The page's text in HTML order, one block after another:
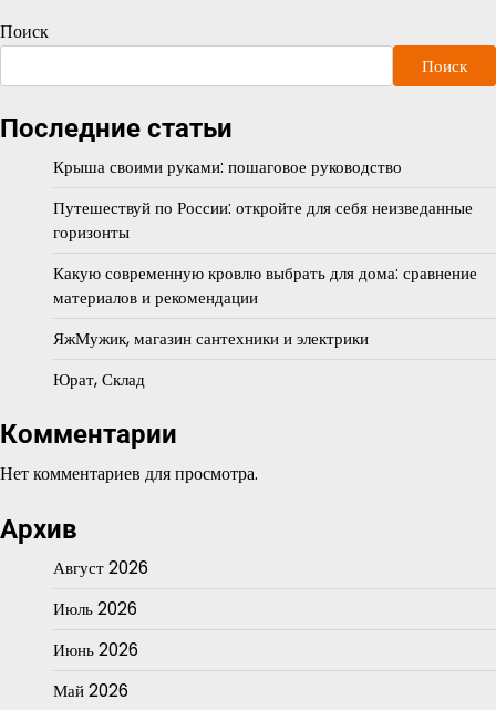
Поиск
Поиск
Последние статьи
Крыша своими руками: пошаговое руководство
Путешествуй по России: откройте для себя неизведанные
горизонты
Какую современную кровлю выбрать для дома: сравнение
материалов и рекомендации
ЯжМужик, магазин сантехники и электрики
Юрат, Склад
Комментарии
Нет комментариев для просмотра.
Архив
Август 2026
Июль 2026
Июнь 2026
Май 2026